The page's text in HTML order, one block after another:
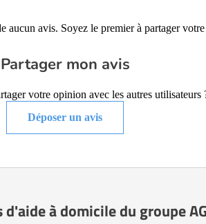
aucun avis. Soyez le premier à partager
Partager mon avis
votre opinion avec les autres utilisateurs
Déposer un avis
à domicile du groupe